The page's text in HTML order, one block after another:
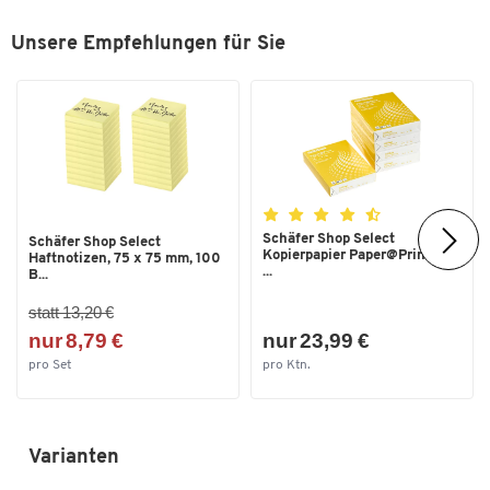
Abschließbar mit auswechselbarem Zylinderschloss
Mit Fußgleitern
2 nummerierte Schlüssel inkl.
Unsere Empfehlungen für Sie
Schäfer Shop Select
Haftnotizen, 75 x 75 mm, 100
B...
statt 13,20 €
nur 8,79 €
pro Set
Schäfer Shop Select
Kopierpapier Paper@Print, DIN
...
nur 23,99 €
pro Ktn.
Varianten